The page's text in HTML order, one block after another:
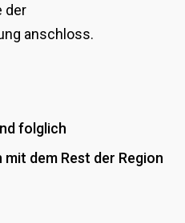
der
anschloss.
folglich
dem Rest der Region